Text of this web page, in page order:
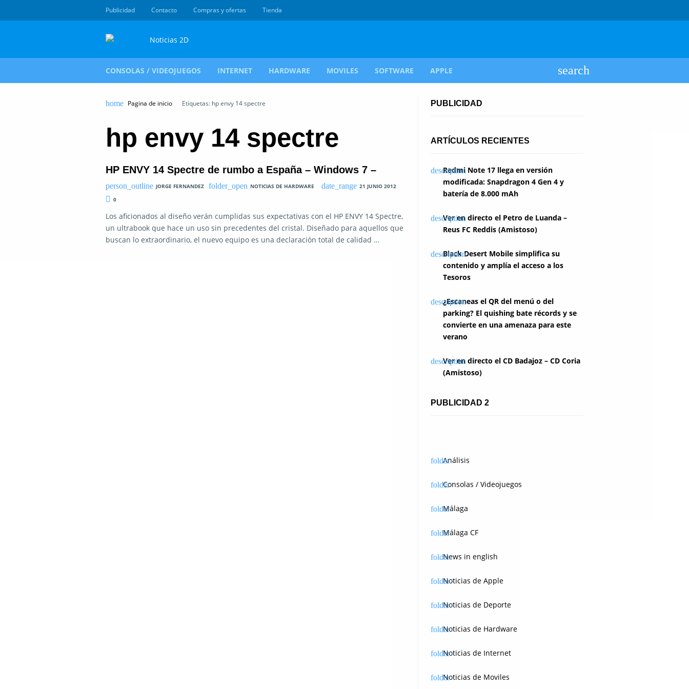
Publicidad Contacto Compras y ofertas Tienda
CONSOLAS / VIDEOJUEGOS INTERNET HARDWARE MOVILES SOFTWARE APPLE
Pagina de inicio Etiquetas: hp envy 14 spectre
hp envy 14 spectre
HP ENVY 14 Spectre de rumbo a España – Windows 7 –
JORGE FERNANDEZ NOTICIAS DE HARDWARE
21 JUNIO 2012
0
Los aficionados al diseño verán cumplidas sus expectativas con el HP ENVY 14 Spectre,
un ultrabook que hace un uso sin precedentes del cristal. Diseñado para aquellos que
buscan lo extraordinario, el nuevo equipo es una declaración total de calidad …
PUBLICIDAD
ARTÍCULOS RECIENTES
Redmi Note 17 llega en versión
modificada: Snapdragon 4 Gen 4 y
batería de 8.000 mAh
Ver en directo el Petro de Luanda –
Reus FC Reddis (Amistoso)
Black Desert Mobile simplifica su
contenido y amplía el acceso a los
Tesoros
¿Escaneas el QR del menú o del
parking? El quishing bate récords y se
convierte en una amenaza para este
verano
Ver en directo el CD Badajoz – CD Coria
(Amistoso)
PUBLICIDAD 2
Análisis
Consolas / Videojuegos
Málaga
Málaga CF
News in english
Noticias de Apple
Noticias de Deporte
Noticias de Hardware
Noticias de Internet
Noticias de Moviles